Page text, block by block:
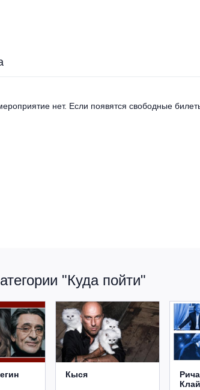
нет. Если появятся свободные
"Куда пойти"
Кыся